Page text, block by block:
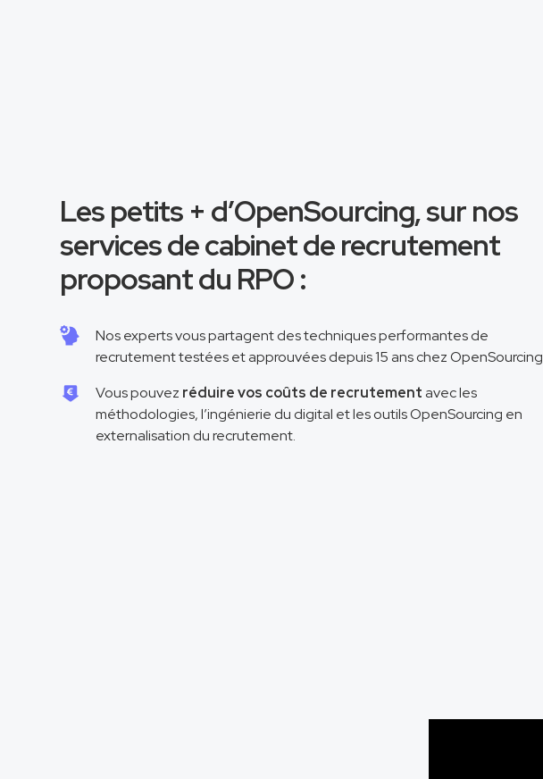
Les petits + d’OpenSourcing, sur nos
services de cabinet de recrutement
proposant du RPO :
Nos experts vous partagent des techniques performantes de
recrutement testées et approuvées depuis 15 ans chez OpenSourcing
Vous pouvez réduire vos coûts de recrutementavec les
méthodologies, l’ingénierie du digital et les outils OpenSourcing en
externalisation du recrutement.